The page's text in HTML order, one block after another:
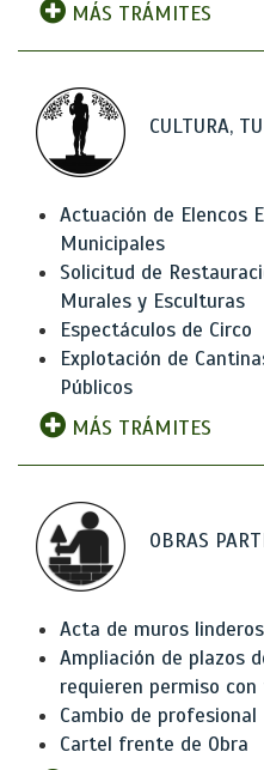
MÁS TRÁMITES
CULTURA,
Actuación de Elencos
Municipales
Solicitud de
Murales y Esculturas
Espectáculos de Circo
Explotación de
Públicos
MÁS TRÁMITES
OBRAS
Acta de muros linderos
Ampliación de plazos
requieren permiso
Cambio de profesional
Cartel frente de Obra